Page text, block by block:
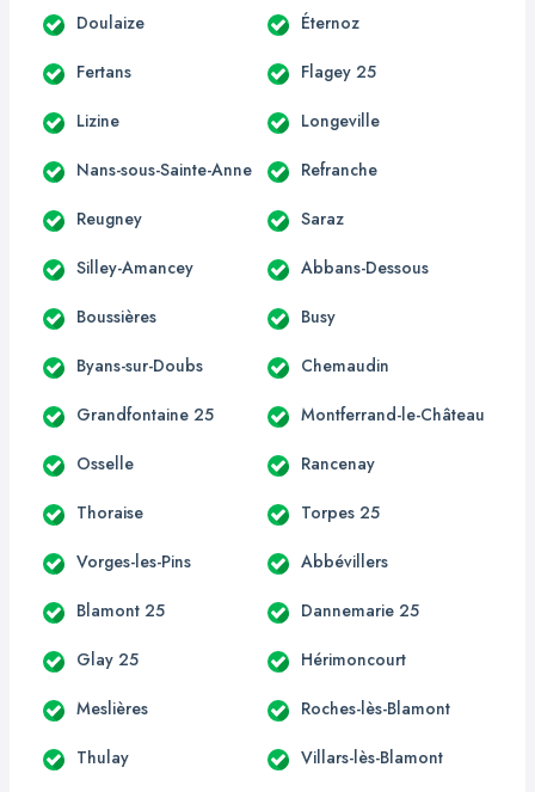
Doulaize Éternoz
Fertans Flagey 25
Lizine Longeville
Nans-sous-Sainte-Anne Refranche
Reugney Saraz
Silley-Amancey Abbans-Dessous
Boussières Busy
Byans-sur-Doubs Chemaudin
Grandfontaine 25 Montferrand-le-Château
Osselle Rancenay
Thoraise Torpes 25
Vorges-les-Pins Abbévillers
Blamont 25 Dannemarie 25
Glay 25 Hérimoncourt
Meslières Roches-lès-Blamont
Thulay Villars-lès-Blamont